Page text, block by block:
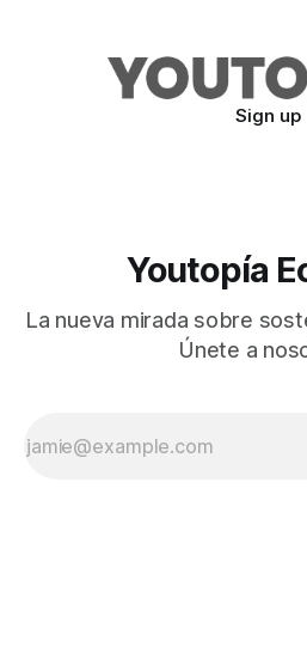
Sign up
Youtopía
La nueva mirada sobre
Únete a